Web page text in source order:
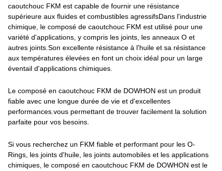
caoutchouc FKM est capable de fournir une résistance
supérieure aux fluides et combustibles agressifsDans l'industrie
chimique, le composé de caoutchouc FKM est utilisé pour une
variété d'applications, y compris les joints, les anneaux O et
autres joints.Son excellente résistance à l'huile et sa résistance
aux températures élevées en font un choix idéal pour un large
éventail d'applications chimiques.
Le composé en caoutchouc FKM de DOWHON est un produit
fiable avec une longue durée de vie et d'excellentes
performances.vous permettant de trouver facilement la solution
parfaite pour vos besoins.
Si vous recherchez un FKM fiable et performant pour les O-
Rings, les joints d'huile, les joints automobiles et les applications
chimiques, le composé en caoutchouc FKM de DOWHON est le